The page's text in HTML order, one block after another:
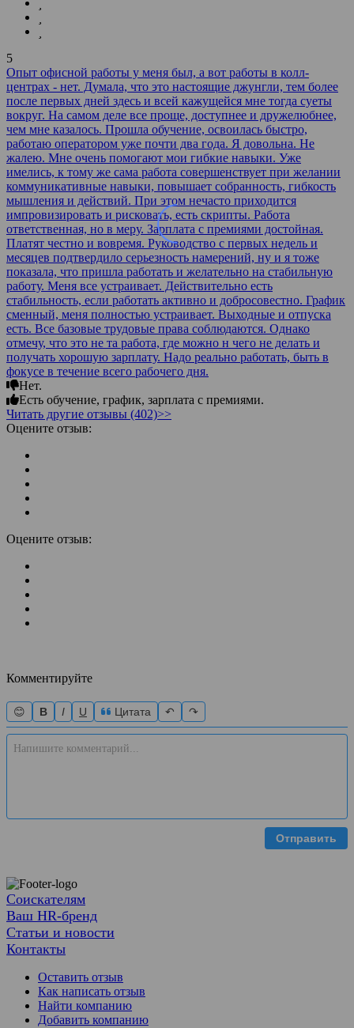
5
Опыт офисной работы у меня был, а вот работы в колл-
центрах - нет. Думала, что это настоящие джунгли, тем более
после первых дней здесь и всей кажущейся мне тогда суеты
вокруг. На самом деле все проще, доступнее и дружелюбнее,
чем мне казалось. Прошла обучение, освоилась быстро,
работаю оператором уже почти два года. Я довольна. Не
жалею. Мне очень помогают мои гибкие навыки. Уже
имелись, к тому же сама работа совершенствует при желании
коммуникативные навыки, повышает собранность, гибкость
мышления и действий. При этом нечасто приходится
импровизировать и рисковать, есть скрипты. Работа
ответственная, но в меру. Зарплата с премиями достойная.
Платят честно и вовремя. Руководство с первых недель и
месяцев подтвердило серьезность намерений, ну и я тоже
показала, что пришла работать и желательно на стабильную
работу. Меня все устраивает. Действительно есть
стабильность, если работать активно и добросовестно. График
сменный, меня полностью устраивает. Выходные и отпуска
есть. Все базовые трудовые права соблюдаются. Однако
отмечу, что это не та работа, где можно н чего не делать и
получать хорошую зарплату. Надо реально работать, быть в
фокусе в течение всего рабочего дня.
Нет.
Есть обучение, график, зарплата с премиями.
Читать другие отзывы (402)>>
Оцените отзыв:
Оцените отзыв:
Комментируйте
😊 B I U Цитата ↶ ↷
Отправить
Соискателям
Ваш HR-бренд
Статьи и новости
Контакты
Оставить отзыв
Как написать отзыв
Найти компанию
Добавить компанию